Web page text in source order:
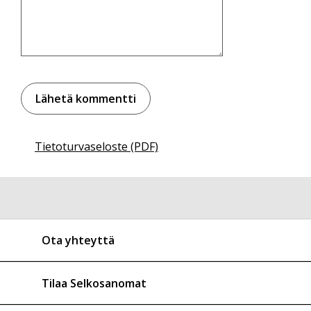
Tietoturvaseloste (PDF)
Ota yhteyttä
Tilaa Selkosanomat